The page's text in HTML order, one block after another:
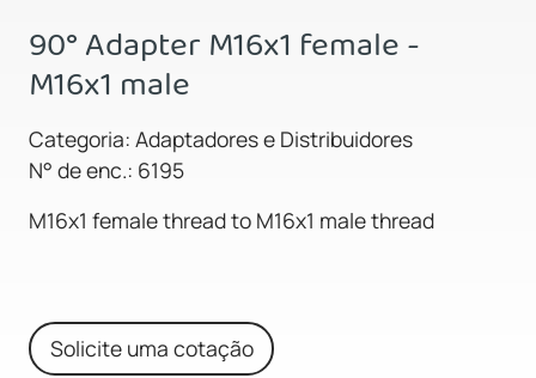
90° Adapter M16x1 female -
M16x1 male
Categoria: Adaptadores e Distribuidores
N° de enc.: 6195
M16x1 female thread to M16x1 male thread
Solicite uma cotação